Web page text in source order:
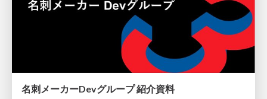
名刺メーカーDevグループ 紹介資料